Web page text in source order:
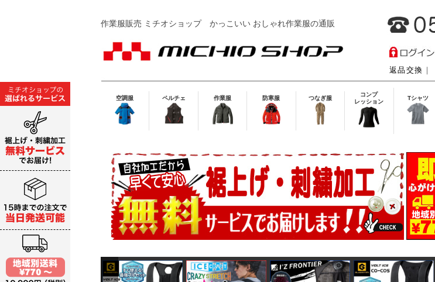
作業服販売 ミチオショップかっこいい おしゃれ作業服の通販
返品交換 ｜
空調服 ペルチェ 作業服 防寒服 つなぎ服
コンプ
レッション
Tシャツ